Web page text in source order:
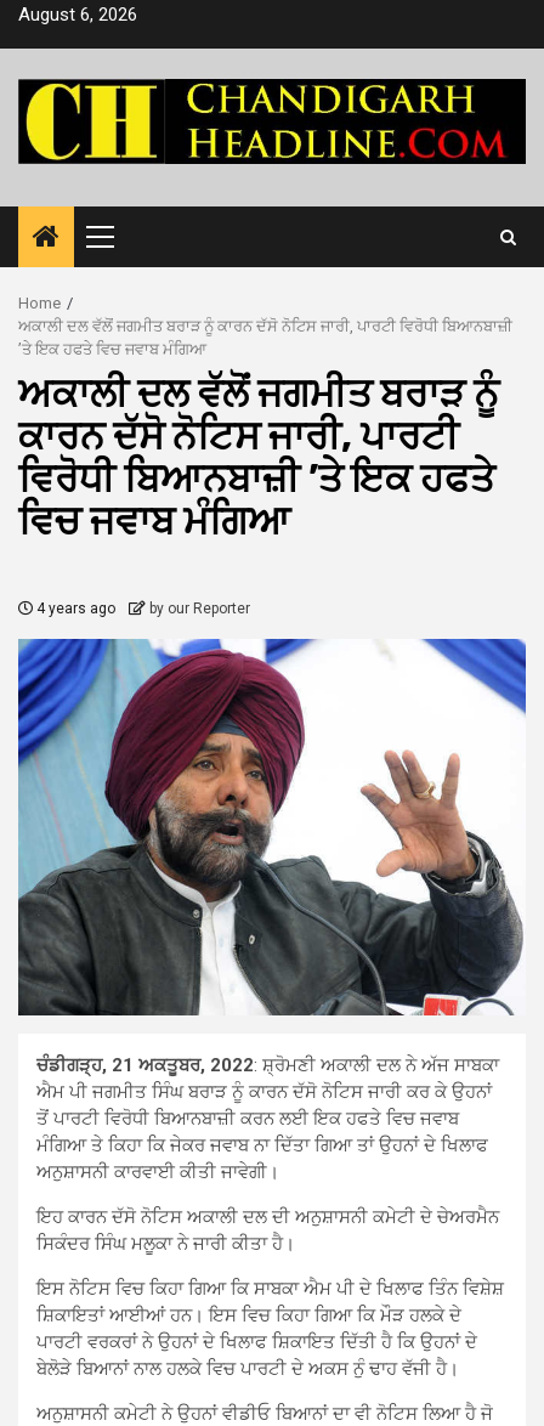
SkipAugust 6, 2026
Primary
Menu
Home
ਅਕਾਲੀ ਦਲ ਵੱਲੋਂ ਜਗਮੀਤ ਬਰਾੜ ਨੂੰ ਕਾਰਨ ਦੱਸੋ ਨੋਟਿਸ ਜਾਰੀ, ਪਾਰਟੀ ਵਿਰੋਧੀ ਬਿਆਨਬਾਜ਼ੀ
’ਤੇ ਇਕ ਹਫਤੇ ਵਿਚ ਜਵਾਬ ਮੰਗਿਆ
ਅਕਾਲੀ ਦਲ ਵੱਲੋਂ ਜਗਮੀਤ ਬਰਾੜ ਨੂੰ
ਕਾਰਨ ਦੱਸੋ ਨੋਟਿਸ ਜਾਰੀ, ਪਾਰਟੀ
ਵਿਰੋਧੀ ਬਿਆਨਬਾਜ਼ੀ ’ਤੇ ਇਕ ਹਫਤੇ
ਵਿਚ ਜਵਾਬ ਮੰਗਿਆ
4 years ago by our Reporter
ਚੰਡੀਗੜ੍ਹ, 21 ਅਕਤੂਬਰ, 2022: ਸ਼੍ਰੋਮਣੀ ਅਕਾਲੀ ਦਲ ਨੇ ਅੱਜ ਸਾਬਕਾ
ਐਮ ਪੀ ਜਗਮੀਤ ਸਿੰਘ ਬਰਾੜ ਨੂੰ ਕਾਰਨ ਦੱਸੋ ਨੋਟਿਸ ਜਾਰੀ ਕਰ ਕੇ ਉਹਨਾਂ
ਤੋਂ ਪਾਰਟੀ ਵਿਰੋਧੀ ਬਿਆਨਬਾਜ਼ੀ ਕਰਨ ਲਈ ਇਕ ਹਫਤੇ ਵਿਚ ਜਵਾਬ
ਮੰਗਿਆ ਤੇ ਕਿਹਾ ਕਿ ਜੇਕਰ ਜਵਾਬ ਨਾ ਦਿੱਤਾ ਗਿਆ ਤਾਂ ਉਹਨਾਂ ਦੇ ਖਿਲਾਫ
ਅਨੁਸ਼ਾਸਨੀ ਕਾਰਵਾਈ ਕੀਤੀ ਜਾਵੇਗੀ।
ਇਹ ਕਾਰਨ ਦੱਸੋ ਨੋਟਿਸ ਅਕਾਲੀ ਦਲ ਦੀ ਅਨੁਸ਼ਾਸਨੀ ਕਮੇਟੀ ਦੇ ਚੇਅਰਮੈਨ
ਸਿਕੰਦਰ ਸਿੰਘ ਮਲੂਕਾ ਨੇ ਜਾਰੀ ਕੀਤਾ ਹੈ।
ਇਸ ਨੋਟਿਸ ਵਿਚ ਕਿਹਾ ਗਿਆ ਕਿ ਸਾਬਕਾ ਐਮ ਪੀ ਦੇ ਖਿਲਾਫ ਤਿੰਨ ਵਿਸ਼ੇਸ਼
ਸ਼ਿਕਾਇਤਾਂ ਆਈਆਂ ਹਨ। ਇਸ ਵਿਚ ਕਿਹਾ ਗਿਆ ਕਿ ਮੌੜ ਹਲਕੇ ਦੇ
ਪਾਰਟੀ ਵਰਕਰਾਂ ਨੇ ਉਹਨਾਂ ਦੇ ਖਿਲਾਫ ਸ਼ਿਕਾਇਤ ਦਿੱਤੀ ਹੈ ਕਿ ਉਹਨਾਂ ਦੇ
ਬੇਲੋੜੇ ਬਿਆਨਾਂ ਨਾਲ ਹਲਕੇ ਵਿਚ ਪਾਰਟੀ ਦੇ ਅਕਸ ਨੁੰ ਢਾਹ ਵੱਜੀ ਹੈ।
ਅਨੁਸ਼ਾਸਨੀ ਕਮੇਟੀ ਨੇ ਉਹਨਾਂ ਵੀਡੀਓ ਬਿਆਨਾਂ ਦਾ ਵੀ ਨੋਟਿਸ ਲਿਆ ਹੈ ਜੋ